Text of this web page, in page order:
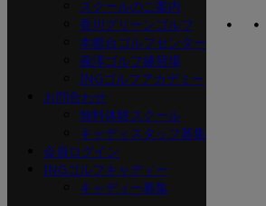
スクールのご案内
香川グリーンゴルフ
本郷台ゴルフセンター
義澤ゴルフ練習場
INGゴルフアカデミー
お問合わせ
無料体験スクール
キャディスタッフ募集
会員ログイン
INGゴルフキャディー
キャディー募集
もう4月なのに・・・
鈴木です。
今日は寒かったですね。